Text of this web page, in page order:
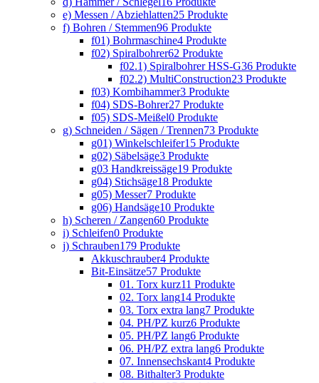
e) Messen / Abziehlatten25 Produkte
f) Bohren / Stemmen96 Produkte
f01) Bohrmaschine4 Produkte
f02) Spiralbohrer62 Produkte
f02.1) Spiralbohrer HSS-G36 Produkte
f02.2) MultiConstruction23 Produkte
f03) Kombihammer3 Produkte
f04) SDS-Bohrer27 Produkte
f05) SDS-Meißel0 Produkte
g) Schneiden / Sägen / Trennen73 Produkte
g01) Winkelschleifer15 Produkte
g02) Säbelsäge3 Produkte
g03 Handkreissäge19 Produkte
g04) Stichsäge18 Produkte
g05) Messer7 Produkte
g06) Handsäge10 Produkte
h) Scheren / Zangen60 Produkte
i) Schleifen0 Produkte
j) Schrauben179 Produkte
Akkuschrauber4 Produkte
Bit-Einsätze57 Produkte
01. Torx kurz11 Produkte
02. Torx lang14 Produkte
03. Torx extra lang7 Produkte
04. PH/PZ kurz6 Produkte
05. PH/PZ lang6 Produkte
06. PH/PZ extra lang6 Produkte
07. Innensechskant4 Produkte
08. Bithalter3 Produkte